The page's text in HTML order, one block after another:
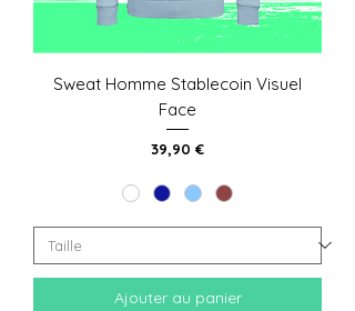
Sweat Homme Stablecoin Visuel
Face
Prix
39,90 €
Ajouter au panier